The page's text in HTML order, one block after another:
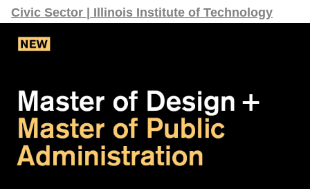
Civic Sector | Illinois Institute of Technology